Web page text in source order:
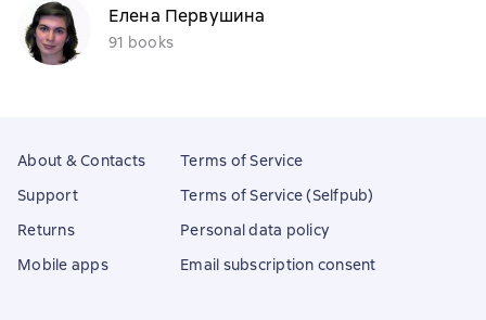
Елена Первушина
91 books
About & Contacts
Support
Returns
Mobile apps
Terms of Service
Terms of Service (Selfpub)
Personal data policy
Email subscription consent